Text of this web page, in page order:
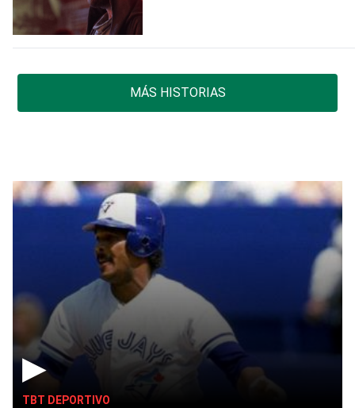
MÁS HISTORIAS
▶
TBT DEPORTIVO